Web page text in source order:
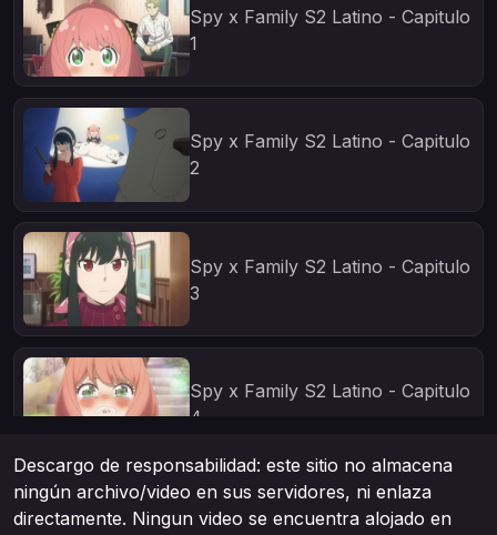
Spy x Family S2 Latino - Capitulo
1
Spy x Family S2 Latino - Capitulo
2
Spy x Family S2 Latino - Capitulo
3
Spy x Family S2 Latino - Capitulo
4
Spy x Family S2 Latino - Capitulo
Descargo de responsabilidad: este sitio no almacena
ningún archivo/video en sus servidores, ni enlaza
directamente. Ningun video se encuentra alojado en